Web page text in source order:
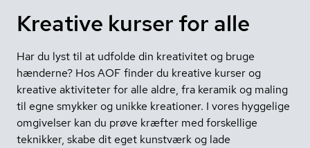
Kreative kurser for alle
Har du lyst til at udfolde din kreativitet og bruge
hænderne? Hos AOF finder du kreative kurser og
kreative aktiviteter for alle aldre, fra keramik og maling
til egne smykker og unikke kreationer. I vores hyggelige
omgivelser kan du prøve kræfter med forskellige
teknikker, skabe dit eget kunstværk og lade